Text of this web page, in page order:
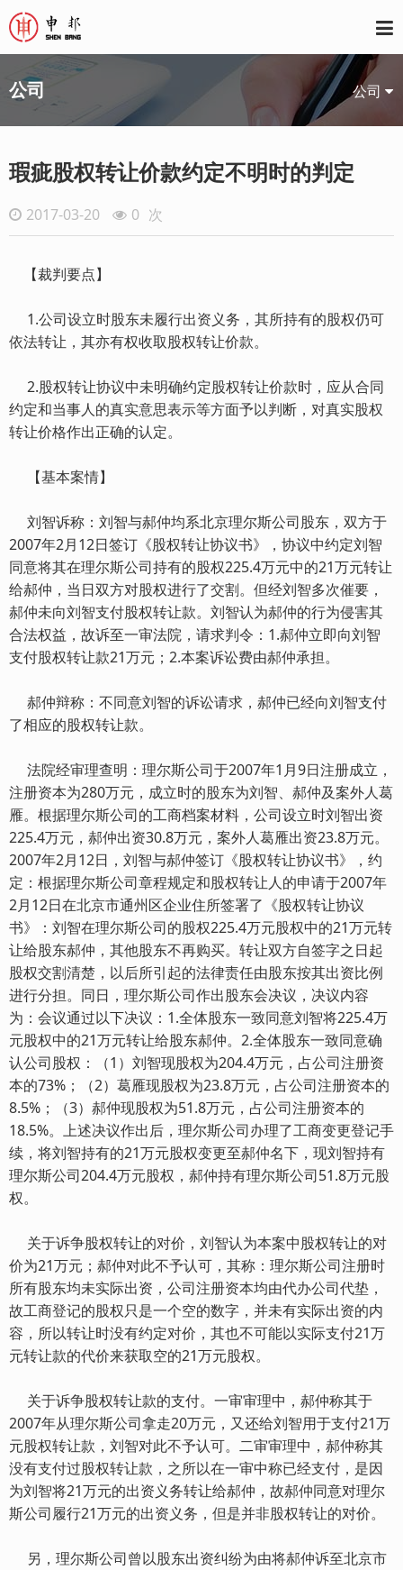
公司 公司
瑕疵股权转让价款约定不明时的判定
2017-03-20 0 次
【裁判要点】
1.公司设立时股东未履行出资义务，其所持有的股权仍可
依法转让，其亦有权收取股权转让价款。
2.股权转让协议中未明确约定股权转让价款时，应从合同
约定和当事人的真实意思表示等方面予以判断，对真实股权
转让价格作出正确的认定。
【基本案情】
刘智诉称：刘智与郝仲均系北京理尔斯公司股东，双方于
2007年2月12日签订《股权转让协议书》，协议中约定刘智
同意将其在理尔斯公司持有的股权225.4万元中的21万元转让
给郝仲，当日双方对股权进行了交割。但经刘智多次催要，
郝仲未向刘智支付股权转让款。刘智认为郝仲的行为侵害其
合法权益，故诉至一审法院，请求判令：1.郝仲立即向刘智
支付股权转让款21万元；2.本案诉讼费由郝仲承担。
郝仲辩称：不同意刘智的诉讼请求，郝仲已经向刘智支付
了相应的股权转让款。
法院经审理查明：理尔斯公司于2007年1月9日注册成立，
注册资本为280万元，成立时的股东为刘智、郝仲及案外人葛
雁。根据理尔斯公司的工商档案材料，公司设立时刘智出资
225.4万元，郝仲出资30.8万元，案外人葛雁出资23.8万元。
2007年2月12日，刘智与郝仲签订《股权转让协议书》，约
定：根据理尔斯公司章程规定和股权转让人的申请于2007年
2月12日在北京市通州区企业住所签署了《股权转让协议
书》：刘智在理尔斯公司的股权225.4万元股权中的21万元转
让给股东郝仲，其他股东不再购买。转让双方自签字之日起
股权交割清楚，以后所引起的法律责任由股东按其出资比例
进行分担。同日，理尔斯公司作出股东会决议，决议内容
为：会议通过以下决议：1.全体股东一致同意刘智将225.4万
元股权中的21万元转让给股东郝仲。2.全体股东一致同意确
认公司股权：（1）刘智现股权为204.4万元，占公司注册资
本的73%；（2）葛雁现股权为23.8万元，占公司注册资本的
8.5%；（3）郝仲现股权为51.8万元，占公司注册资本的
18.5%。上述决议作出后，理尔斯公司办理了工商变更登记手
续，将刘智持有的21万元股权变更至郝仲名下，现刘智持有
理尔斯公司204.4万元股权，郝仲持有理尔斯公司51.8万元股
权。
关于诉争股权转让的对价，刘智认为本案中股权转让的对
价为21万元；郝仲对此不予认可，其称：理尔斯公司注册时
所有股东均未实际出资，公司注册资本均由代办公司代垫，
故工商登记的股权只是一个空的数字，并未有实际出资的内
容，所以转让时没有约定对价，其也不可能以实际支付21万
元转让款的代价来获取空的21万元股权。
关于诉争股权转让款的支付。一审审理中，郝仲称其于
2007年从理尔斯公司拿走20万元，又还给刘智用于支付21万
元股权转让款，刘智对此不予认可。二审审理中，郝仲称其
没有支付过股权转让款，之所以在一审中称已经支付，是因
为刘智将21万元的出资义务转让给郝仲，故郝仲同意对理尔
斯公司履行21万元的出资义务，但是并非股权转让的对价。
另，理尔斯公司曾以股东出资纠纷为由将郝仲诉至北京市